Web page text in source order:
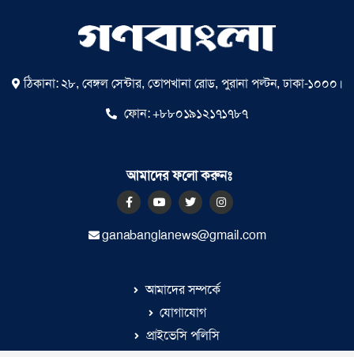
গণঅভ্যুত্থান ও বাংলাদেশ
নতুন বাংলাদেশের প্রত্যাশা ও
বিজয় রাকিন সিটি
ঠিকানা: ২৮, বেঙ্গল সেন্টার, তোপখানা রোড, পুরানা পল্টন, ঢাকা-১০০০।
ফোন:+৮৮০১৯১২১৭১৭৮৭
আমাদের ফলো করুনঃ
ganabanglanews@gmail.com
আমাদের সম্পর্কে
যোগাযোগ
প্রাইভেসি পলিসি